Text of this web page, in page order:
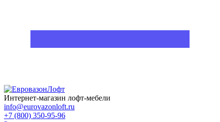
Интернет-магазин лофт-мебели
info@eurovazonloft.ru
+7 (800) 350-95-96